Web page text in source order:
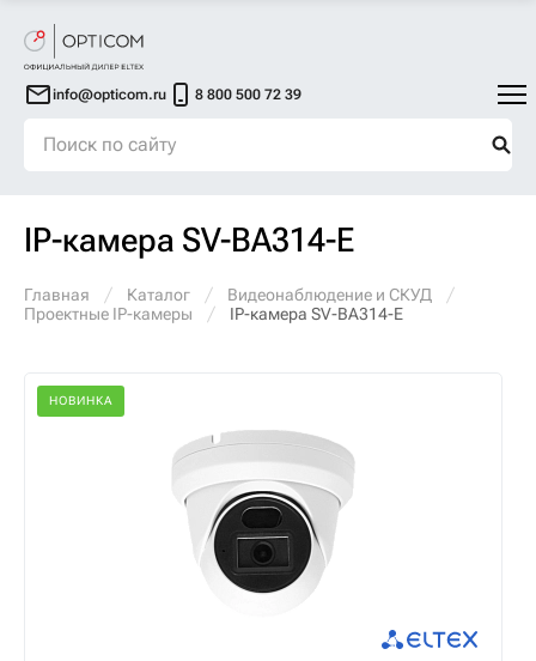
info@opticom.ru 8 800 500 72 39
IP-камера SV-BA314-E
Главная Каталог
Видеонаблюдение и СКУД
Проектные IP-камеры
IP-камера SV-BA314-E
НОВИНКА